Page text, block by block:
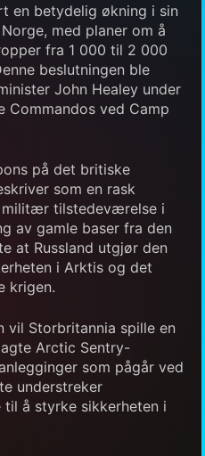
en betydelig økning i sin
med planer om å
fra 1 000 til 2 000
beslutningen ble
John Healey under
Commandos ved Camp
på det britiske
som en rask
militær tilstedeværelse i
av gamle baser fra den
at Russland utgjør den
i Arktis og det
krigen.
vil Storbritannia spille en
Arctic Sentry-
som pågår ved
understreker
å styrke sikkerheten i